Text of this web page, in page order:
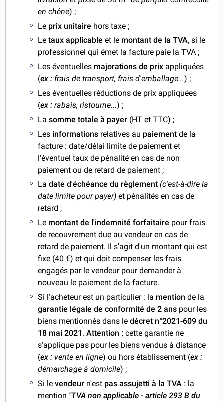
en chêne) ;
Le prix unitaire hors taxe ;
Letaux applicableet le montant de la TVA, si le
professionnel qui émet la facture paie la TVA ;
Les éventuelles majorations de prix appliquées
(ex : frais de transport, frais d'emballage...) ;
Les éventuelles réductions de prix appliquées
(ex : rabais, ristourne...) ;
Lasomme totale à payer (HT et TTC) ;
Les informations relatives au paiement de la
facture : date/délai limite de paiement et
l'éventuel taux de pénalité en cas de non
paiement ou de retard de paiement ;
Ladate d'échéance du règlement (c'est-à-dire la
date limite pour payer)et pénalités en cas de
retard ;
Le montant de l'indemnité forfaitaire pour frais
de recouvrement due au vendeur en cas de
retard de paiement. Il s'agit d'un montant qui est
fixe (40 €) et qui doit compenser les frais
engagés par le vendeur pour demander à
nouveau le paiement de la facture.
Si l'acheteur est un particulier : la mention de la
garantie légale de conformité de 2 ans pour les
biens mentionnés dans ledécret n°2021-609 du
18 mai 2021 .Attention :cette garantie ne
s'applique pas pour les biens vendus à distance
(ex : vente en ligne) ou hors établissement (ex :
démarchage à domicile) ;
Si levendeur n'est pas assujetti à la TVA : la
mention "TVA non applicable - article 293 B du